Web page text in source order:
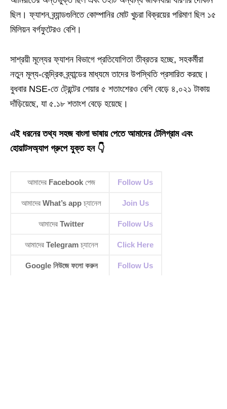
ছিল। ফ্যাশন ব্র্যান্ডগুলিতে কোম্পানির মোট খুচরা বিক্রয়ের পরিমাণ ছিল ১৫
মিলিয়ন বর্গফুটেরও বেশি।
সাশ্রয়ী মূল্যের ফ্যাশন বিভাগে প্রতিযোগিতা তীব্রতর হচ্ছে, সহকর্মীরা
নতুন মূল্য-কেন্দ্রিক ব্র্যান্ডের মাধ্যমে তাদের উপস্থিতি প্রসারিত করছে।
বুধবার NSE-তে ট্রেন্টের শেয়ার ৫ শতাংশেরও বেশি বেড়ে ৪,০২১ টাকায়
দাঁড়িয়েছে, যা ৫.১৮ শতাংশ বেড়ে হয়েছে।
এই ধরনের তথ্য সহজ বাংলা ভাষায় পেতে আমাদের টেলিগ্রাম এবং
হোয়াটসঅ্যাপ গ্রুপে যুক্ত হন 👇
আমাদের Facebook পেজ Follow Us
আমাদের What’s appচ্যানেল Join Us
আমাদের Twitter Follow Us
আমাদের Telegramচ্যানেল Click Here
Google নিউজে ফলো করুন Follow Us